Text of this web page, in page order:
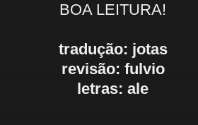
BOA LEITURA!
tradução: jotas
revisão: fulvio
letras: ale